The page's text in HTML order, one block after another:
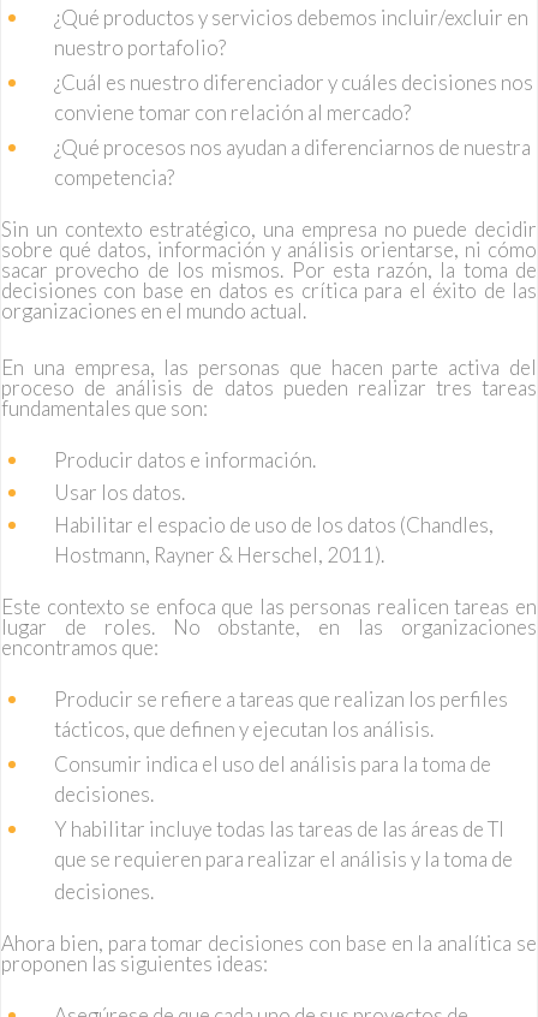
¿Qué productos y servicios debemos incluir/excluir en
nuestro portafolio?
¿Cuál es nuestro diferenciador y cuáles decisiones nos
conviene tomar con relación al mercado?
¿Qué procesos nos ayudan a diferenciarnos de nuestra
competencia?
Sin un contexto estratégico, una empresa no puede decidir
sobre qué datos, información y análisis orientarse, ni cómo
sacar provecho de los mismos. Por esta razón, la toma de
decisiones con base en datos es crítica para el éxito de las
organizaciones en el mundo actual.
En una empresa, las personas que hacen parte activa del
proceso de análisis de datos pueden realizar tres tareas
fundamentales que son:
Producir datos e información.
Usar los datos.
Habilitar el espacio de uso de los datos (Chandles,
Hostmann, Rayner & Herschel, 2011).
Este contexto se enfoca que las personas realicen tareas en
lugar de roles. No obstante, en las organizaciones
encontramos que:
Producir se refiere a tareas que realizan los perfiles
tácticos, que definen y ejecutan los análisis.
Consumir indica el uso del análisis para la toma de
decisiones.
Y habilitar incluye todas las tareas de las áreas de TI
que se requieren para realizar el análisis y la toma de
decisiones.
Ahora bien, para tomar decisiones con base en la analítica se
proponen las siguientes ideas: